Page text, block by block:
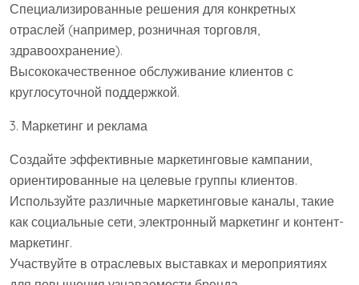
Специализированные решения для конкретных
отраслей (например, розничная торговля,
здравоохранение).
Высококачественное обслуживание клиентов с
круглосуточной поддержкой.
3. Маркетинг и реклама
Создайте эффективные маркетинговые кампании,
ориентированные на целевые группы клиентов.
Используйте различные маркетинговые каналы, такие
как социальные сети, электронный маркетинг и контент-
маркетинг.
Участвуйте в отраслевых выставках и мероприятиях